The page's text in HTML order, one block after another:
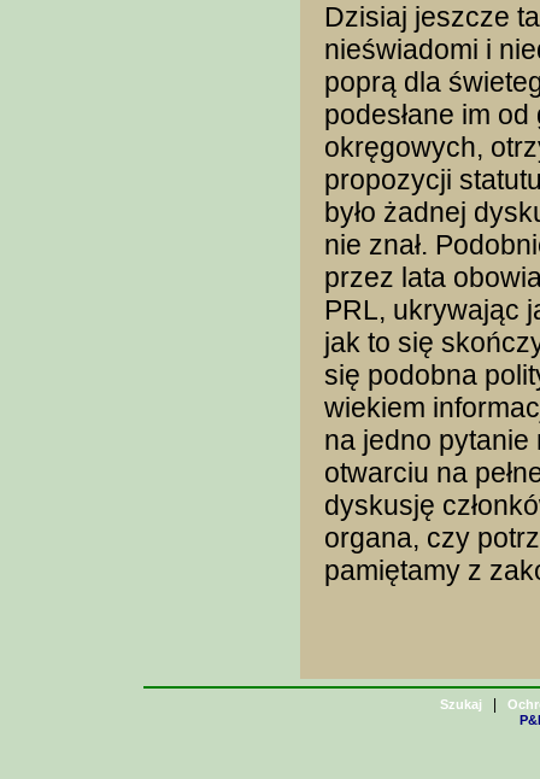
Dzisiaj jeszcze
nieświadomi i
poprą dla
podesłane im
okręgowych,
propozycji
było żadnej
nie znał.
przez lata
PRL, ukrywając
jak to się
się podobna
wiekiem
na jedno
otwarciu na
dyskusję
organa, czy
pamiętamy z
Szukaj